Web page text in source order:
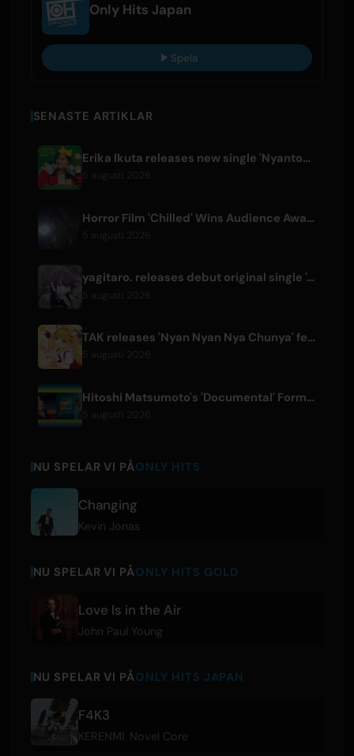
Only Hits Japan
Spela
SENASTE ARTIKLAR
Erika Ikuta releases new single 'Nyantokanyaruru' for children's book 'Fumikiri Neko'
Horror Film 'Chilled' Wins Audience Award at Fantasia Festival
yagitaro. releases debut original single 'Aria.' with Suda Keina
TAK releases 'Nyan Nyan Nya Chunya' featuring Kotoha for Zenless Zone Zero
Hitoshi Matsumoto's 'Documental' Format to Launch US Version
NU SPELAR VI PÅONLY HITS
Changing
Kevin Jonas
NU SPELAR VI PÅONLY HITS GOLD
Love Is in the Air
John Paul Young
NU SPELAR VI PÅONLY HITS JAPAN
F4K3
KERENMI Novel Core